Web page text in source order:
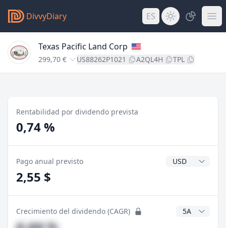
DivvyDiary ES
Texas Pacific Land Corp
299,70 € US88262P1021 A2QL4H TPL
Rentabilidad por dividendo prevista
0,74 %
Pago anual previsto Divisa del
2,55 $
Crecimiento del dividendo (CAGR) Años CAGR